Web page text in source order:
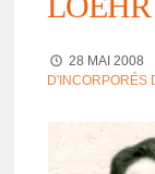
28 MAI 2008
D'INCORPORÉS